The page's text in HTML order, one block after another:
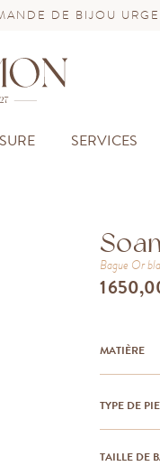
DE BIJOU
SERVICES
Bague Or
1
MATIÈRE
TYPE DE
TAILLE DE